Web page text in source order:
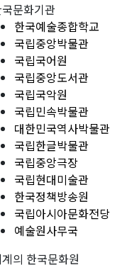
문화기관
한국예술종합학교
국립중앙박물관
국립국어원
국립중앙도서관
국립국악원
국립민속박물관
대한민국역사박물관
국립한글박물관
국립중앙극장
국립현대미술관
한국정책방송원
국립아시아문화전당
예술원사무국
의 한국문화원